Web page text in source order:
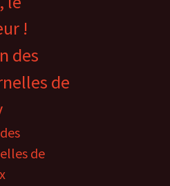
!
des
de
de